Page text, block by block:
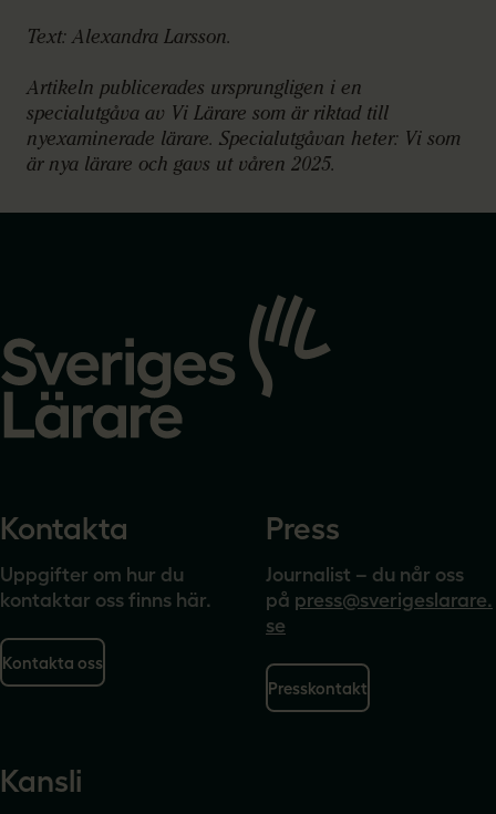
Text: Alexandra Larsson.
Artikeln publicerades ursprungligen i en
specialutgåva av Vi Lärare som är riktad till
nyexaminerade lärare. Specialutgåvan heter: Vi som
är nya lärare och gavs ut våren 2025.
startsidan
Kontakta
Uppgifter om hur du
kontaktar oss finns här.
Kontakta oss
Press
Journalist – du når oss
på press@sverigeslarare.
se
Presskontakt
Kansli